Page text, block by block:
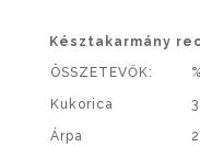
Késztakarmány
ÖSSZETEVŐK:
%
Kukorica
Árpa